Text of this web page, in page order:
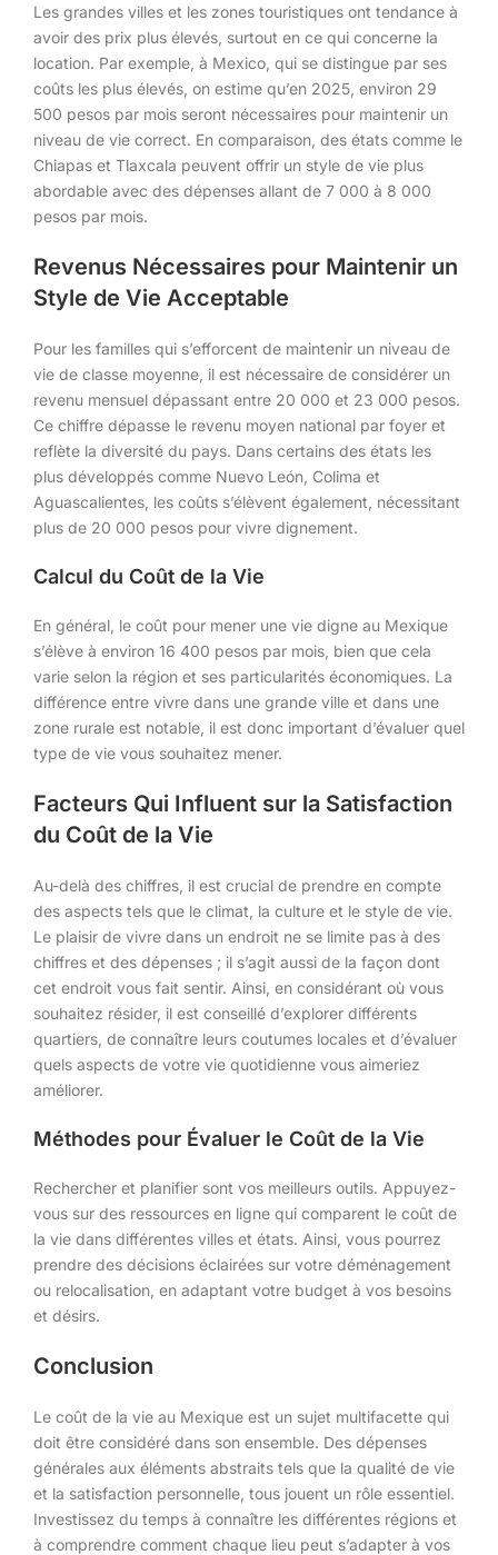
Les grandes villes et les zones touristiques ont tendance à
avoir des prix plus élevés, surtout en ce qui concerne la
location. Par exemple, à Mexico, qui se distingue par ses
coûts les plus élevés, on estime qu’en 2025, environ 29
500 pesos par mois seront nécessaires pour maintenir un
niveau de vie correct. En comparaison, des états comme le
Chiapas et Tlaxcala peuvent offrir un style de vie plus
abordable avec des dépenses allant de 7 000 à 8 000
pesos par mois.
Revenus Nécessaires pour Maintenir un
Style de Vie Acceptable
Pour les familles qui s’efforcent de maintenir un niveau de
vie de classe moyenne, il est nécessaire de considérer un
revenu mensuel dépassant entre 20 000 et 23 000 pesos.
Ce chiffre dépasse le revenu moyen national par foyer et
reflète la diversité du pays. Dans certains des états les
plus développés comme Nuevo León, Colima et
Aguascalientes, les coûts s’élèvent également, nécessitant
plus de 20 000 pesos pour vivre dignement.
Calcul du Coût de la Vie
En général, le coût pour mener une vie digne au Mexique
s’élève à environ 16 400 pesos par mois, bien que cela
varie selon la région et ses particularités économiques. La
différence entre vivre dans une grande ville et dans une
zone rurale est notable, il est donc important d’évaluer quel
type de vie vous souhaitez mener.
Facteurs Qui Influent sur la Satisfaction
du Coût de la Vie
Au-delà des chiffres, il est crucial de prendre en compte
des aspects tels que le climat, la culture et le style de vie.
Le plaisir de vivre dans un endroit ne se limite pas à des
chiffres et des dépenses ; il s’agit aussi de la façon dont
cet endroit vous fait sentir. Ainsi, en considérant où vous
souhaitez résider, il est conseillé d’explorer différents
quartiers, de connaître leurs coutumes locales et d’évaluer
quels aspects de votre vie quotidienne vous aimeriez
améliorer.
Méthodes pour Évaluer le Coût de la Vie
Rechercher et planifier sont vos meilleurs outils. Appuyez-
vous sur des ressources en ligne qui comparent le coût de
la vie dans différentes villes et états. Ainsi, vous pourrez
prendre des décisions éclairées sur votre déménagement
ou relocalisation, en adaptant votre budget à vos besoins
et désirs.
Conclusion
Le coût de la vie au Mexique est un sujet multifacette qui
doit être considéré dans son ensemble. Des dépenses
générales aux éléments abstraits tels que la qualité de vie
et la satisfaction personnelle, tous jouent un rôle essentiel.
Investissez du temps à connaître les différentes régions et
à comprendre comment chaque lieu peut s’adapter à vos